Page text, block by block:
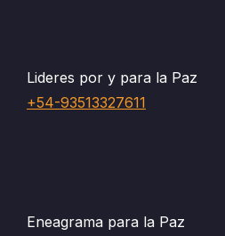
Lideres por y para la Paz
+54-93513327611
Eneagrama para la Paz